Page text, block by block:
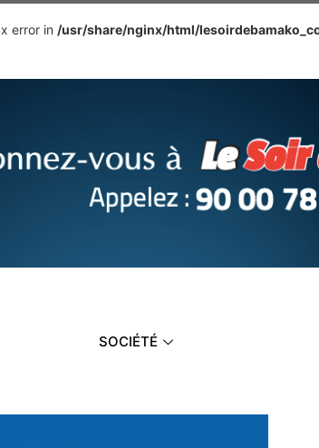
error in /usr/share/nginx/html/
SOCIÉTÉ